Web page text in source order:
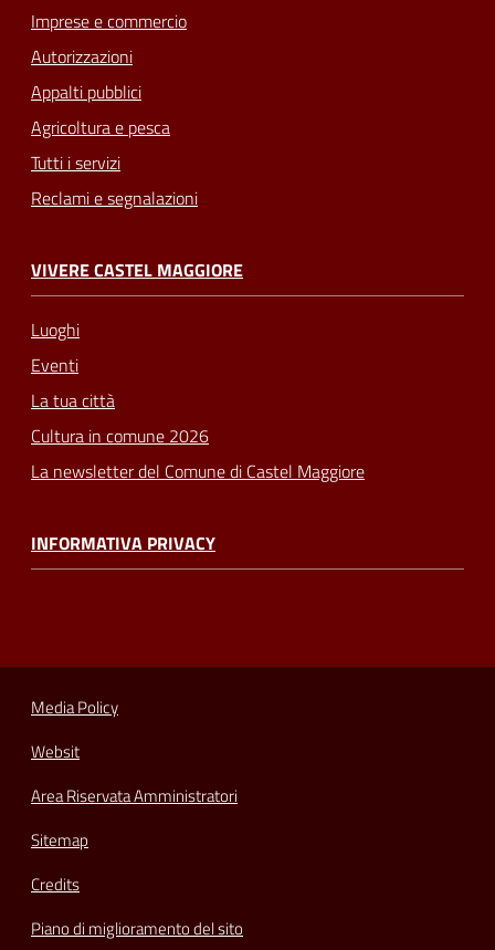
Imprese e commercio
Autorizzazioni
Appalti pubblici
Agricoltura e pesca
Tutti i servizi
Reclami e segnalazioni
VIVERE CASTEL MAGGIORE
Luoghi
Eventi
La tua città
Cultura in comune 2026
La newsletter del Comune di Castel Maggiore
INFORMATIVA PRIVACY
Media Policy
Websit
Area Riservata Amministratori
Sitemap
Credits
Piano di miglioramento del sito